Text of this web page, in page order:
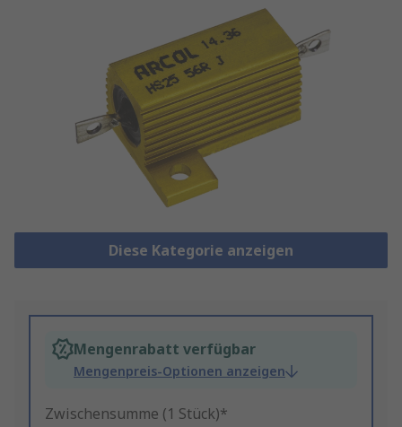
Diese Kategorie anzeigen
Mengenrabatt verfügbar
Mengenpreis-Optionen anzeigen
Zwischensumme (1 Stück)*